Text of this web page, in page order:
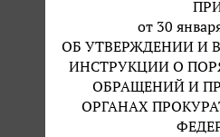
от 30
ОБ УТВЕРЖДЕНИИ И
ИНСТРУКЦИИ О
ОБРАЩЕНИЙ И
ОРГАНАХ